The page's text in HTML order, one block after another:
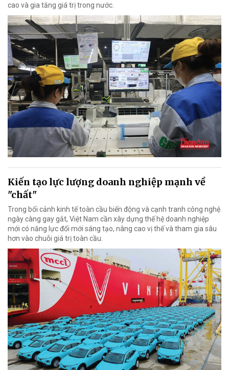
cao và gia tăng giá trị trong nước.
Kiến tạo lực lượng doanh nghiệp mạnh về
"chất"
Trong bối cảnh kinh tế toàn cầu biến động và cạnh tranh công nghệ
ngày càng gay gắt, Việt Nam cần xây dựng thế hệ doanh nghiệp
mới có năng lực đổi mới sáng tạo, nâng cao vị thế và tham gia sâu
hơn vào chuỗi giá trị toàn cầu.